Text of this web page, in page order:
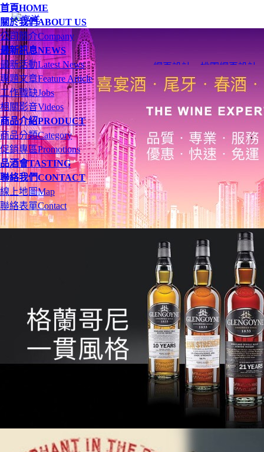
首頁HOME
關於我們ABOUT US
公司簡介Company
最新訊息NEWS
最新活動Latest News
專題文章Feature Article
工作職缺Jobs
相關影音Videos
商品介紹PRODUCT
商品分類Category
促銷專區Promotions
品酒會TASTING
聯絡我們CONTACT
線上地圖Map
聯絡表單Contact
網頁設計 桃園網頁設計